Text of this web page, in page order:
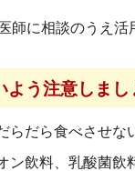
師に相談のうえ活
う注意しまし
らだら食べさせな
ン飲料、乳酸菌飲